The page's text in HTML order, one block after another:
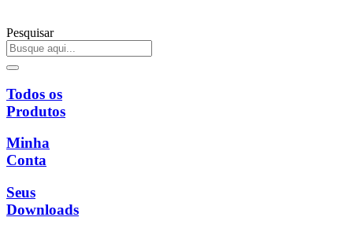
Pesquisar
Todos os
Produtos
Minha
Conta
Seus
Downloads